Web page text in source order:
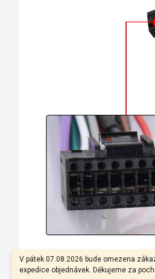
V pátek 07.08.2026 bude omezena
expedice objednávek. Děkujeme za